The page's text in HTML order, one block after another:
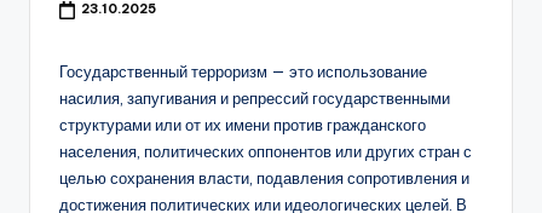
23.10.2025
Государственный терроризм — это использование
насилия, запугивания и репрессий государственными
структурами или от их имени против гражданского
населения, политических оппонентов или других стран с
целью сохранения власти, подавления сопротивления и
достижения политических или идеологических целей. В